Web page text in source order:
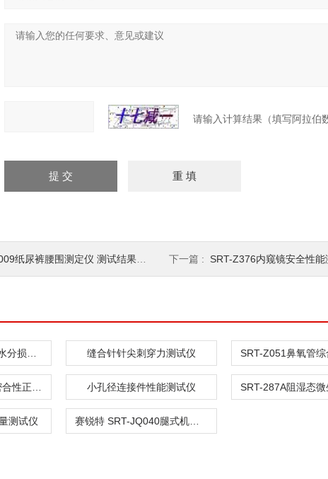
请输入计算结果（填写阿拉伯
纸尿裤腰围测定仪 测试结果准确 下一篇 : SRT-Z376内窥镜安全性
缝合针针尖刺穿力测试仪
小孔径连接件性能测试仪
测试仪